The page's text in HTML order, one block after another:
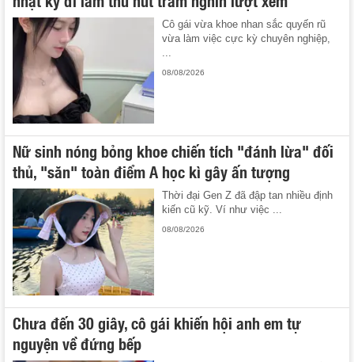
Cô gái vừa khoe nhan sắc quyến rũ
vừa làm việc cực kỳ chuyên nghiệp,
08/08/2026
Nữ sinh nóng bỏng khoe chiến tích "đánh lừa" đối
thủ, "săn" toàn điểm A học kì gây ấn tượng
Thời đại Gen Z đã đập tan nhiều định
kiến cũ kỹ. Ví như việc ...
08/08/2026
Chưa đến 30 giây, cô gái khiến hội anh em tự
nguyện về đứng bếp